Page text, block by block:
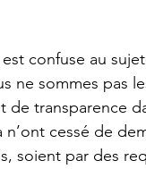
confuse au
ne sommes pas
transparence
cessé de
soient par des